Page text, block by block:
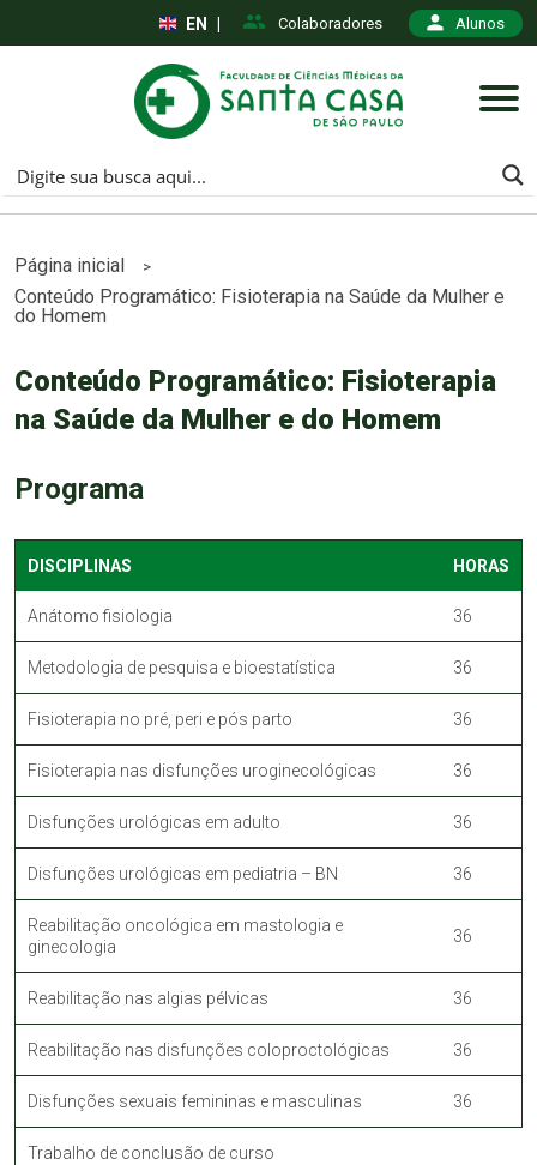
Colaboradores Alunos
EN
Página inicial >
Conteúdo Programático: Fisioterapia na Saúde da Mulher e
do Homem
Conteúdo Programático: Fisioterapia
na Saúde da Mulher e do Homem
Programa
DISCIPLINAS HORAS
Anátomo fisiologia 36
Metodologia de pesquisa e bioestatística 36
Fisioterapia no pré, peri e pós parto 36
Fisioterapia nas disfunções uroginecológicas 36
Disfunções urológicas em adulto 36
Disfunções urológicas em pediatria – BN 36
Reabilitação oncológica em mastologia e
ginecologia
36
Reabilitação nas algias pélvicas 36
Reabilitação nas disfunções coloproctológicas 36
Disfunções sexuais femininas e masculinas 36
Trabalho de conclusão de curso